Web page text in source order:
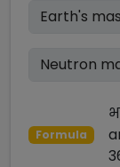
Formula